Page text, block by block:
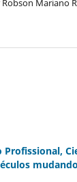
Robson Mariano
Profissional,